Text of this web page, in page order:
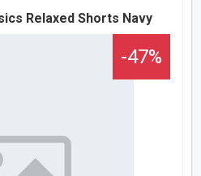
Relaxed Shorts Navy
-47%